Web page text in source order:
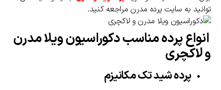
توانید به سایت پرده مدرن مراجعه کنید.
انواع پرده مناسب دکوراسیون ویلا مدرن
و لاکچری
پرده شید تک مکانیزم